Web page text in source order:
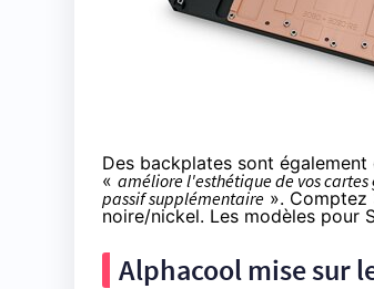
Des backplates sont également
« améliore l'esthétique de vos
passif supplémentaire ». Comptez
noire/nickel. Les modèles pour
Alphacool mise sur